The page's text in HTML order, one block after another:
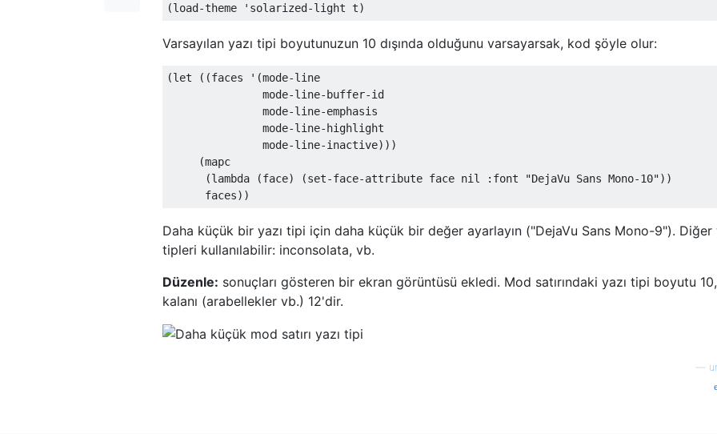
Varsayılan yazı tipi boyutunuzun 10 dışında olduğunu varsayarsak, kod şöyle olur:
(let ((faces '(mode-line
               mode-line-buffer-id
               mode-line-emphasis
               mode-line-highlight
               mode-line-inactive)))
     (mapc
      (lambda (face) (set-face-attribute face nil :font "DejaVu Sans Mono-10"))
Daha küçük bir yazı tipi için daha küçük bir değer ayarlayın ("DejaVu Sans Mono-9"). Diğer
tipleri kullanılabilir: inconsolata, vb.
Düzenle: sonuçları gösteren bir ekran görüntüsü ekledi. Mod satırındaki yazı tipi boyutu
kalanı (arabellekler vb.) 12'dir.